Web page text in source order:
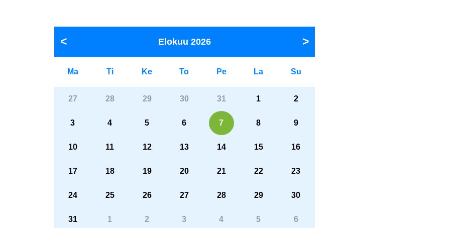
Elokuu 2026
Ma Ti Ke To Pe La Su
27 28 29 30 31 1 2
3 4 5 6 7 8 9
10 11 12 13 14 15 16
17 18 19 20 21 22 23
24 25 26 27 28 29 30
31 1 2 3 4 5 6